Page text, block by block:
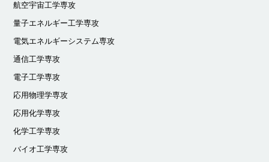
航空宇宙工学専攻
量子エネルギー工学専攻
電気エネルギーシステム専攻
通信工学専攻
電子工学専攻
応用物理学専攻
応用化学専攻
化学工学専攻
バイオ工学専攻